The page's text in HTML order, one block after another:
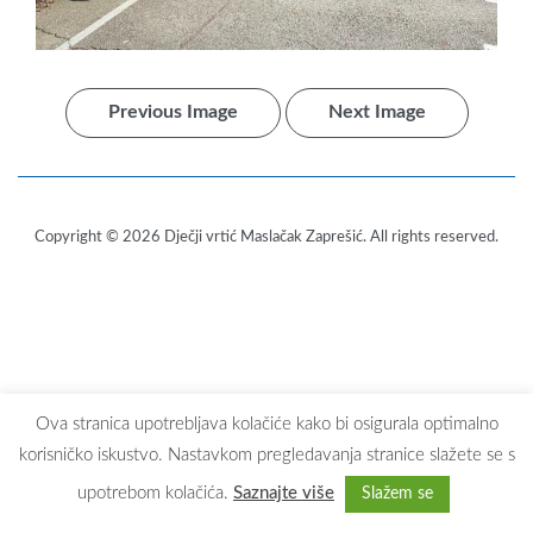
Previous Image Next Image
Copyright © 2026 Dječji vrtić Maslačak Zaprešić. All rights reserved.
Ova stranica upotrebljava kolačiće kako bi osigurala optimalno
korisničko iskustvo. Nastavkom pregledavanja stranice slažete se s
upotrebom kolačića. Saznajte više Slažem se